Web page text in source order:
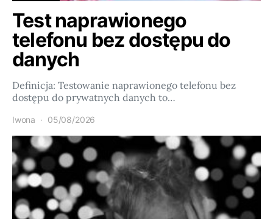
Test naprawionego
telefonu bez dostępu do
danych
Definicja: Testowanie naprawionego telefonu bez
dostępu do prywatnych danych to…
Iwona 05/08/2026